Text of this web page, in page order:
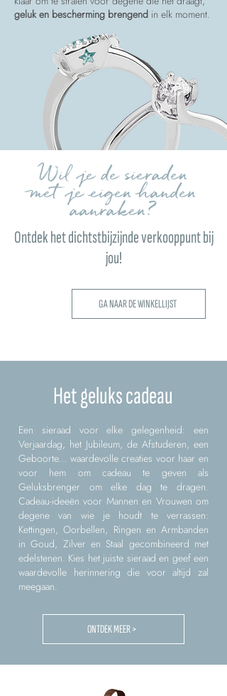
geluk en bescherming brengend in elk moment.
Wil je de sieraden
met je eigen handen
aanraken?
Ontdek het dichtstbijzijnde verkooppunt bij
jou!
GA NAAR DE WINKELLIJST
Het geluks cadeau
Een sieraad voor elke gelegenheid: een
Verjaardag, het Jubileum, de Afstuderen, een
Geboorte... waardevolle creaties voor haar en
voor hem om cadeau te geven als
Geluksbrenger om elke dag te dragen.
Cadeau-ideeën voor Mannen en Vrouwen om
degene van wie je houdt te verrassen:
Kettingen, Oorbellen, Ringen en Armbanden
in Goud, Zilver en Staal gecombineerd met
edelstenen. Kies het juiste sieraad en geef een
waardevolle herinnering die voor altijd zal
meegaan.
ONTDEK MEER >